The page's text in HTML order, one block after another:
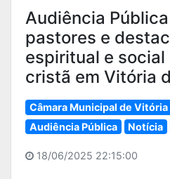
Audiência
pastores e
espiritual e social
cristã em Vitória
Câmara Municipal de
Audiência Pública
Notícia
18/06/2025 22:15:00